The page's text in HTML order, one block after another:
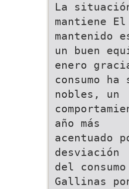
La
mantiene
mantenido
un buen
enero
consumo
nobles, un
año más
acentuado
desviación
del
Gallinas